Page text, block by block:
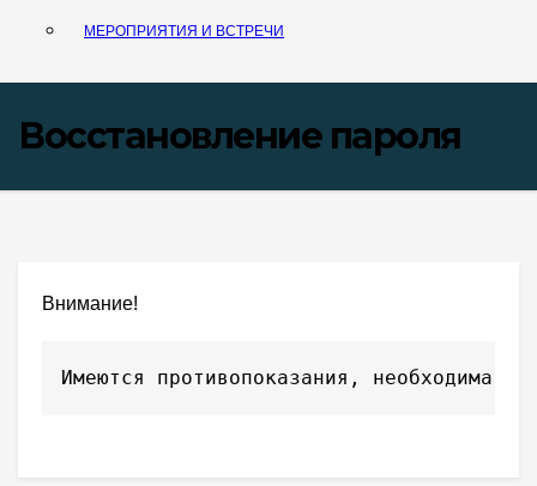
МЕРОПРИЯТИЯ И ВСТРЕЧИ
Восстановление пароля
Внимание!
Имеются противопоказания, необходима